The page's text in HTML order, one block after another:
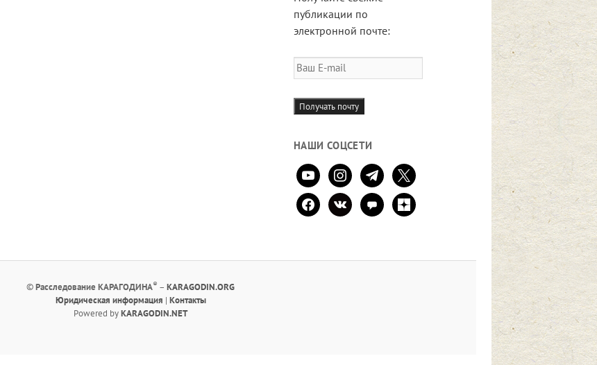
публикации по
электронной почте:
Ваш
E-
mail
Получать почту
НАШИ СОЦСЕТИ
youtubeinstagramtelegram
x
facebookvkontaktecomment
zen-
yandex
©Расследование КАРАГОДИНА® – KARAGODIN.ORG
Юридическая информация | Контакты
Powered byKARAGODIN.NET